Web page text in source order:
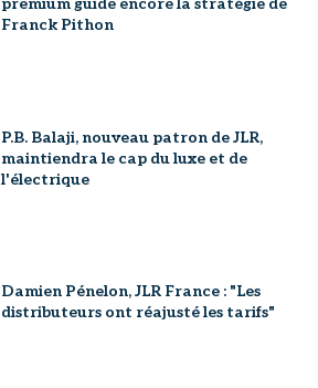
premium guide encore la stratégie de
Franck Pithon
P.B. Balaji, nouveau patron de JLR,
maintiendra le cap du luxe et de
l'électrique
Damien Pénelon, JLR France : "Les
distributeurs ont réajusté les tarifs"